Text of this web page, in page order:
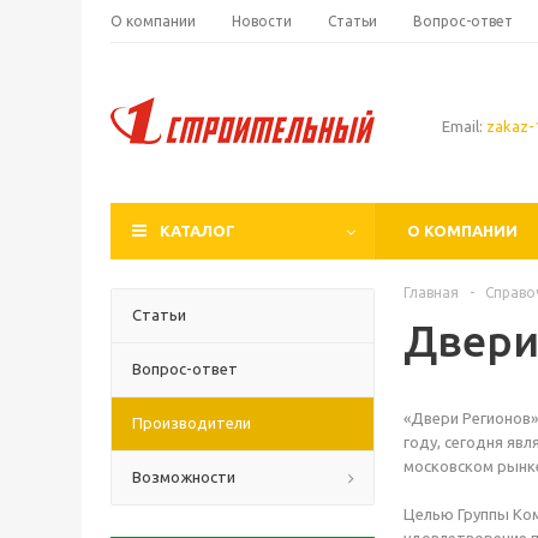
О компании Новости Статьи Вопрос-ответ
Email: zakaz-
КАТАЛОГ О КОМПАНИИ
Статьи
Вопрос-ответ
Производители
Возможности
Главная -
«Двери
году, сегодня
московском
Целью Группы